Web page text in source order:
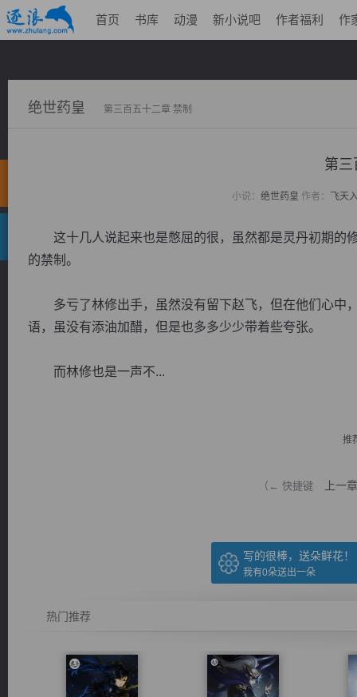
首页 书库 动漫 新小说吧 作者福利 作
绝世药皇 第三百五十二章 禁制
第三
小说： 绝世药皇 作者： 飞天
这十几人说起来也是憋屈的很，虽然都是灵丹初期的
的禁制。
多亏了林修出手，虽然没有留下赵飞，但在他们心中
语，虽没有添油加醋，但是也多多少少带着些夸张。
而林修也是一声不...
推
（← 快捷键 上一章
写的很棒，送朵鲜花！
我有0朵送出一朵
热门推荐